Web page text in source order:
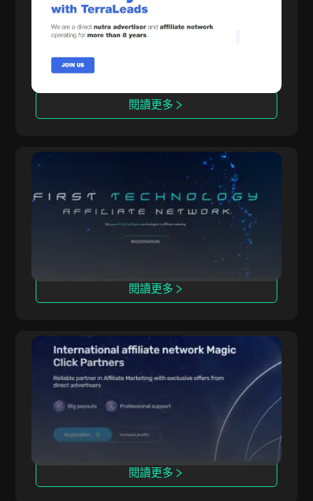
TerraLeads 是一家經營8年的直接營養品
（Nutra）廣告商和CPA網絡，提供超過3000個
推廣項目，覆蓋100多個國家，擁有5萬名聯盟夥
閱讀更多
OpenAFF 通過AI提升流量轉化率，提供CPA、
CPL和CRG交易，支持覆蓋100多個國家的推廣活
閱讀更多
Magic Click
Magic Click 與超過1萬名聯盟夥伴合作，通過穩固
的合作關係提供500多款iGaming產品。
閱讀更多